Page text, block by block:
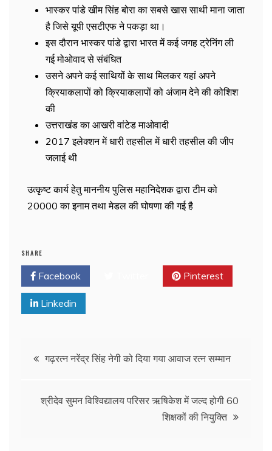
भास्कर पांडे खीम सिंह बोरा का सबसे खास साथी माना जाता
है जिसे यूपी एसटीएफ ने पकड़ा था।
इस दौरान भास्कर पांडे द्वारा भारत में कई जगह ट्रेनिंग ली
गई मोओवाद से संबंधित
उसने अपने कई साथियों के साथ मिलकर यहां अपने
क्रियाकलापों को क्रियाकलापों को अंजाम देने की कोशिश
की
उत्तराखंड का आखरी वांटेड माओवादी
2017 इलेक्शन में धारी तहसील में धारी तहसील की जीप
जलाई थी
उत्कृष्ट कार्य हेतु माननीय पुलिस महानिदेशक द्वारा टीम को
20000 का इनाम तथा मेडल की घोषणा की गई है
SHARE
Facebook Pinterest
Linkedin
गढ़रत्न नरेंद्र सिंह नेगी को दिया गया आवाज रत्न सम्मान
श्रीदेव सुमन विश्विद्यालय परिसर ऋषिकेश में जल्द होगी 60
शिक्षकों की नियुक्ति